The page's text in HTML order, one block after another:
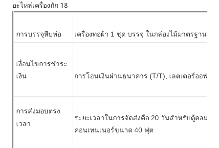
การบรรจุหีบห่อ เครื่องทอผ้า 1 ชุด บรรจุ ในกล่องไม้มาตรฐาน
เงื่อนไขการชำระ
เงิน
การโอนเงินผ่านธนาคาร (T/T), เลตเตอร์ออฟเค
การส่งมอบตรง
เวลา
ระยะเวลาในการจัดส่งคือ 20 วันสำหรับตู้คอนเ
คอนเทนเนอร์ขนาด 40 ฟุต